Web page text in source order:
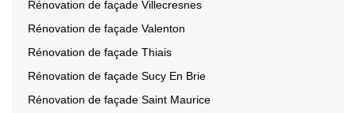
Rénovation de façade Villecresnes
Rénovation de façade Valenton
Rénovation de façade Thiais
Rénovation de façade Sucy En Brie
Rénovation de façade Saint Maurice